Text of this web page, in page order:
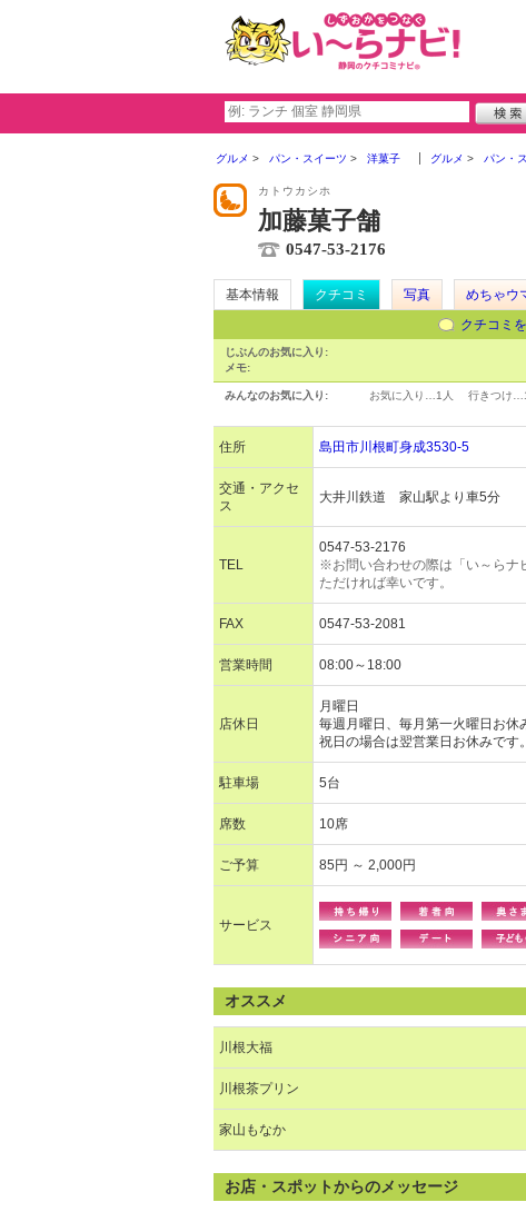
グルメ パン・スイーツ 洋菓子 グルメ パン・
カトウカシホ
加藤菓子舗
0547-53-2176
基本情報 クチコミ 写真
めちゃウ
クチコミ
じぶんのお気に入り:
メモ:
みんなのお気に入り: お気に入り… 1人 行きつけ…
住所 島田市川根町身成3530-5
交通・アクセ
ス
大井川鉄道 家山駅より車5分
TEL
0547-53-2176
※お問い合わせの際は「い～らナ
ただければ幸いです。
FAX 0547-53-2081
営業時間 08:00～18:00
店休日
月曜日
毎週月曜日、毎月第一火曜日お休
祝日の場合は翌営業日お休みです。
駐車場 5台
席数 10席
ご予算 85円 ～ 2,000円
サービス
オススメ
川根大福
川根茶プリン
家山もなか
お店・スポットからのメッセージ